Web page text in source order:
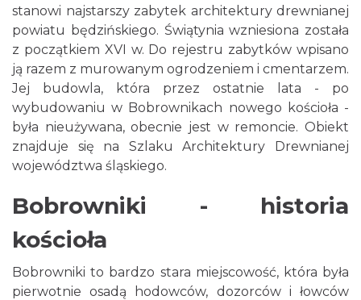
stanowi najstarszy zabytek architektury drewnianej
powiatu będzińskiego. Świątynia wzniesiona została
z początkiem XVI w. Do rejestru zabytków wpisano
ją razem z murowanym ogrodzeniem i cmentarzem.
Jej budowla, która przez ostatnie lata - po
wybudowaniu w Bobrownikach nowego kościoła -
była nieużywana, obecnie jest w remoncie. Obiekt
znajduje się na Szlaku Architektury Drewnianej
województwa śląskiego.
Bobrowniki - historia
kościoła
Bobrowniki to bardzo stara miejscowość, która była
pierwotnie osadą hodowców, dozorców i łowców